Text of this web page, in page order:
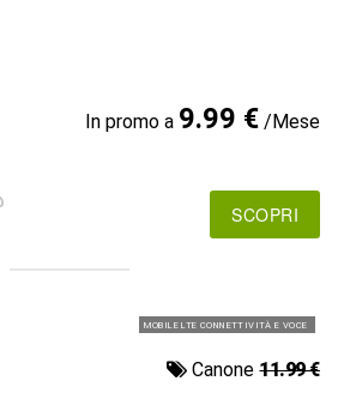
In promo a 9.99 €/Mese
SCOPRI
MOBILE LTE CONNETTIVITÀ E VOCE
Canone11.99 €